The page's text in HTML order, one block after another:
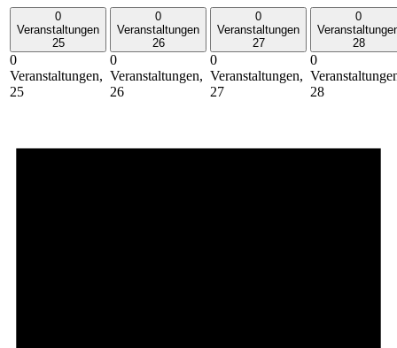
0
Veranstaltungen
25
0
Veranstaltungen,
25
0
Veranstaltungen
26
0
Veranstaltungen,
26
0
Veranstaltungen
27
0
Veranstaltungen,
27
0
28
0
28